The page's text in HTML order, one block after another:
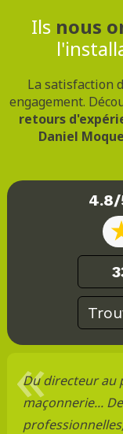
Ils nous
La satisfaction
engagement.
retours
Daniel
Du directeur au
maçonnerie...